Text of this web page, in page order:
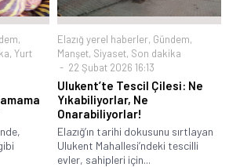
,
, Yurt
Elazığ yerel haberler, Gündem,
Manşet, Siyaset, Son dakika
22 Şubat 2026 16:13
Ulukent’te Tescil Çilesi: Ne
Yıkabiliyorlar, Ne
Onarabiliyorlar!
Elazığ’ın tarihi dokusunu sırtlayan
Ulukent Mahallesi’ndeki tescilli
evler, sahipleri için...